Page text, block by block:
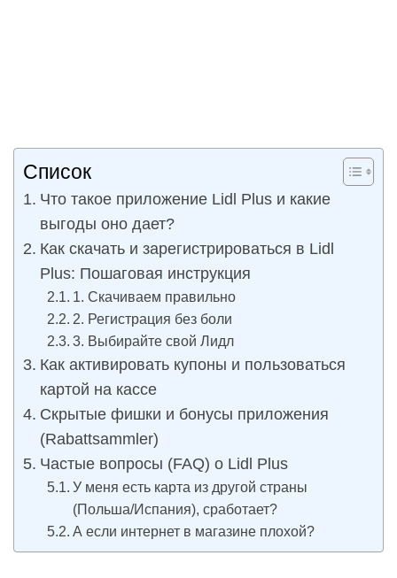
Список
Что такое приложение Lidl Plus и какие
выгоды оно дает?
Как скачать и зарегистрироваться в Lidl
Plus: Пошаговая инструкция
1. Скачиваем правильно
2. Регистрация без боли
3. Выбирайте свой Лидл
Как активировать купоны и пользоваться
картой на кассе
Скрытые фишки и бонусы приложения
(Rabattsammler)
Частые вопросы (FAQ) о Lidl Plus
У меня есть карта из другой страны
(Польша/Испания), сработает?
А если интернет в магазине плохой?